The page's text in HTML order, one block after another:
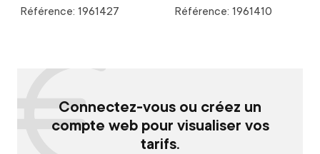
Référence: 1961427 Référence: 1961410
Connectez-vous ou créez un
compte web pour visualiser vos
tarifs.